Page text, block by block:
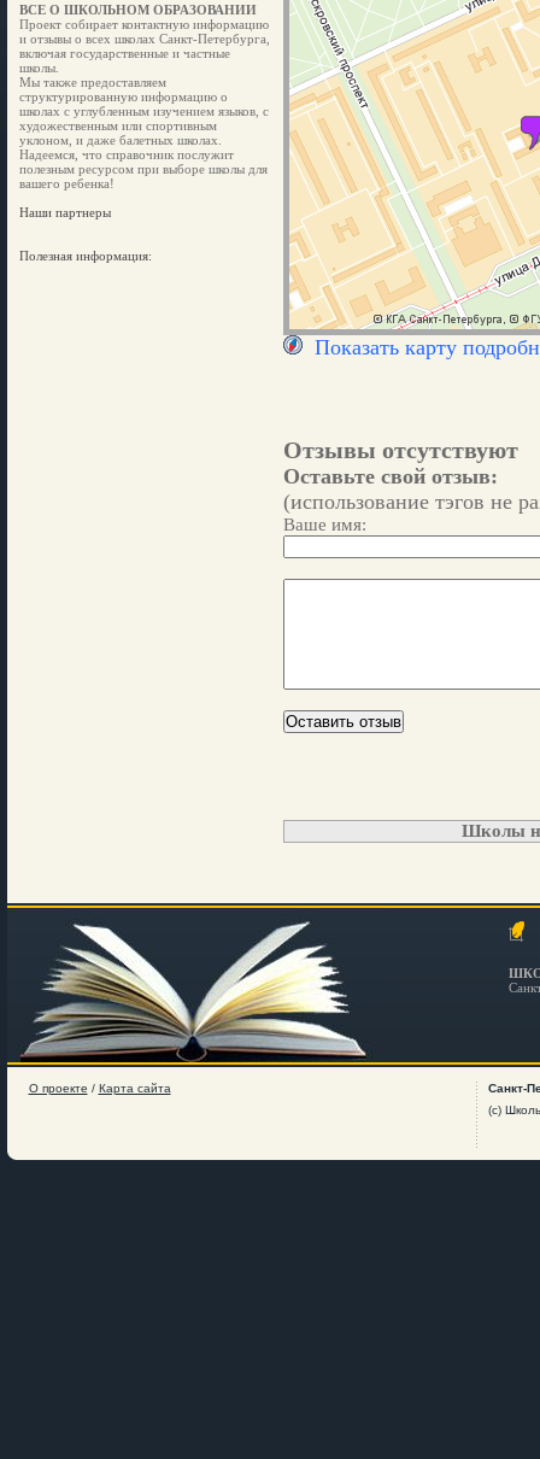
ВСЕ О ШКОЛЬНОМ ОБРАЗОВАНИИ
Проект собирает контактную информацию
и отзывы о всех школах Санкт-Петербурга,
включая государственные и частные
школы.
Мы также предоставляем
структурированную информацию о
школах с углубленным изучением языков, с
художественным или спортивным
уклоном, и даже балетных школах.
Надеемся, что справочник послужит
полезным ресурсом при выборе школы для
вашего ребенка!
Наши партнеры
Полезная информация:
Показать карту
Отзывы отсутствуют
Оставьте свой отзыв:
(использование тэгов не
Ваше имя:
Школы
О проекте / Карта сайта
Санкт-
(c)